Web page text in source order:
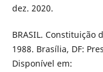
dez. 2020.
BRASIL. Constituição
1988. Brasília, DF:
Disponível em: